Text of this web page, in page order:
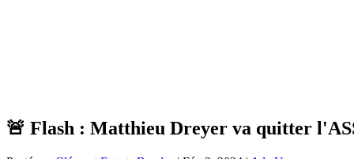
🚨 Flash : Matthieu Dreyer va quitter